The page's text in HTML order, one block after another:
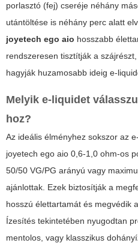
porlasztó (fej) cseréje néhány
utántöltése is néhány perc alatt
joyetech ego aio hosszabb
rendszeresen tisztítják a
hagyják huzamosabb ideig e-
Melyik e-liquidet
hoz?
Az ideális élményhez sokszor az
joyetech ego aio 0,6-1,0 ohm-os
50/50 VG/PG arányú vagy
ajánlottak. Ezek biztosítják a
hosszú élettartamát és megvédik
Ízesítés tekintetében nyugodtan
mentolos, vagy klasszikus